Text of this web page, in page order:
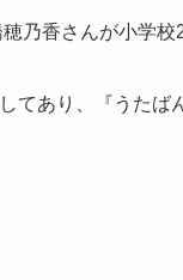
乃香さんが小学校
てあり、『うたば